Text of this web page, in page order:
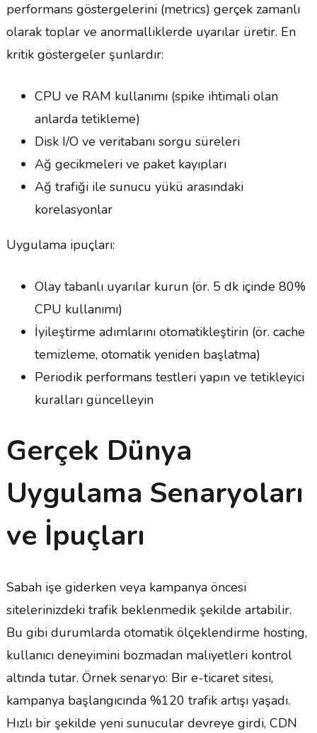
performans göstergelerini (metrics) gerçek zamanlı
olarak toplar ve anormalliklerde uyarılar üretir. En
kritik göstergeler şunlardır:
CPU ve RAM kullanımı (spike ihtimali olan
anlarda tetikleme)
Disk I/O ve veritabanı sorgu süreleri
Ağ gecikmeleri ve paket kayıpları
Ağ trafiği ile sunucu yükü arasındaki
korelasyonlar
Uygulama ipuçları:
Olay tabanlı uyarılar kurun (ör. 5 dk içinde 80%
CPU kullanımı)
İyileştirme adımlarını otomatikleştirin (ör. cache
temizleme, otomatik yeniden başlatma)
Periodik performans testleri yapın ve tetikleyici
kuralları güncelleyin
Gerçek Dünya
Uygulama Senaryoları
ve İpuçları
Sabah işe giderken veya kampanya öncesi
sitelerinizdeki trafik beklenmedik şekilde artabilir.
Bu gibi durumlarda otomatik ölçeklendirme hosting,
kullanıcı deneyimini bozmadan maliyetleri kontrol
altında tutar. Örnek senaryo: Bir e-ticaret sitesi,
kampanya başlangıcında %120 trafik artışı yaşadı.
Hızlı bir şekilde yeni sunucular devreye girdi, CDN